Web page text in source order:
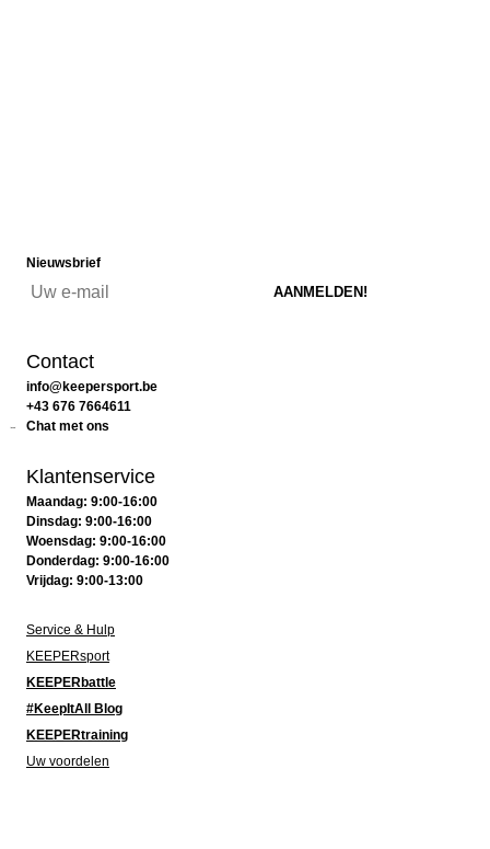
Nieuwsbrief
Contact
info@keepersport.be
+43 676 7664611
Chat met ons
Klantenservice
Maandag: 9:00-16:00
Dinsdag: 9:00-16:00
Woensdag: 9:00-16:00
Donderdag: 9:00-16:00
Vrijdag: 9:00-13:00
Service & Hulp
KEEPERsport
KEEPERbattle
#KeepItAll Blog
KEEPERtraining
Uw voordelen